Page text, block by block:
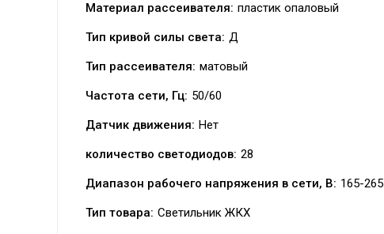
Материал рассеивателя: пластик опаловый
Тип кривой силы света: Д
Тип рассеивателя: матовый
Частота сети, Гц: 50/60
Датчик движения: Нет
количество светодиодов: 28
Диапазон рабочего напряжения в сети, В: 165-265
Тип товара: Светильник ЖКХ